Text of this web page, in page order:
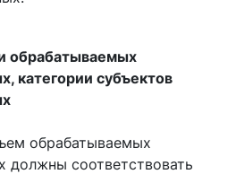
обрабатываемых
категории субъектов
обрабатываемых
должны соответствовать